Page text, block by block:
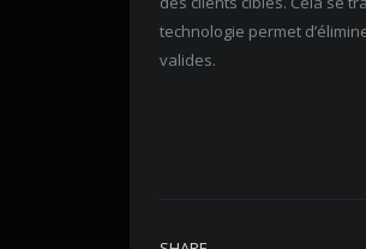
technologie permet
valides.